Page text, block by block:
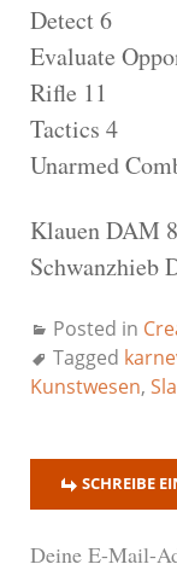
Detect 6
Evaluate
Rifle 11
Tactics 4
Unarmed
Klauen DAM
Schwanzhieb
Posted in
Tagged
Kunstwesen,
SCHREIBE
Deine E-Mail-